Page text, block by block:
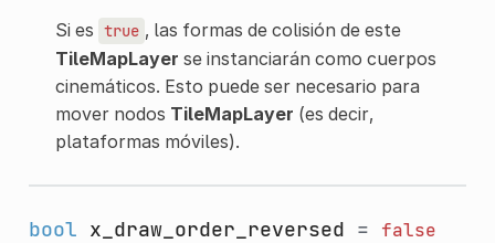
Si es true , las formas de colisión de este
TileMapLayer se instanciarán como cuerpos
cinemáticos. Esto puede ser necesario para
mover nodos TileMapLayer (es decir,
plataformas móviles).
bool x_draw_order_reversed = false